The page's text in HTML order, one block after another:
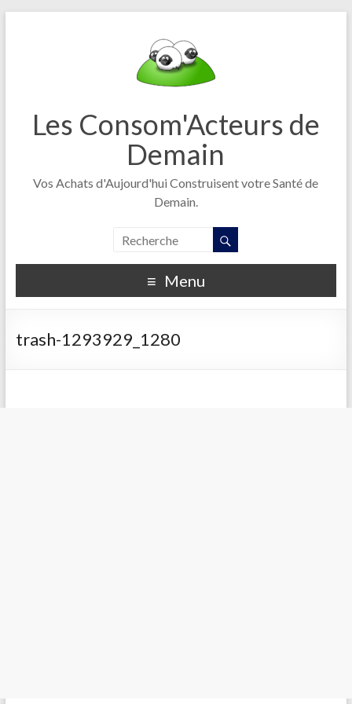
Les Consom'Acteurs de
Demain
Vos Achats d'Aujourd'hui Construisent votre Santé de
Demain.
Menu
trash-1293929_1280